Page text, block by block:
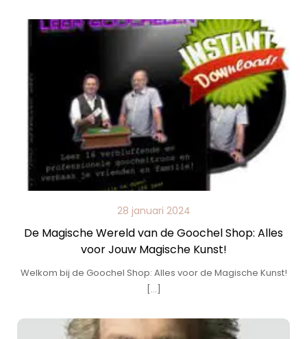
28 januari 2024
De Magische Wereld van de Goochel Shop: Alles
voor Jouw Magische Kunst!
Welkom bij de Goochel Shop: Alles voor de Magische Kunst!
[…]